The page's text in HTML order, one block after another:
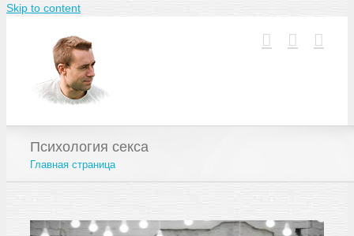
Skip to content
Психология секса
Главная страница